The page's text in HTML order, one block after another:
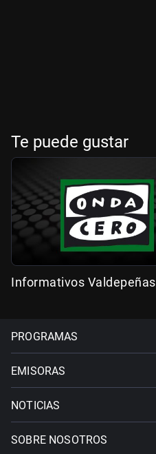
Te puede gustar
Informativos Valdepeñas
PROGRAMAS
EMISORAS
NOTICIAS
SOBRE NOSOTROS